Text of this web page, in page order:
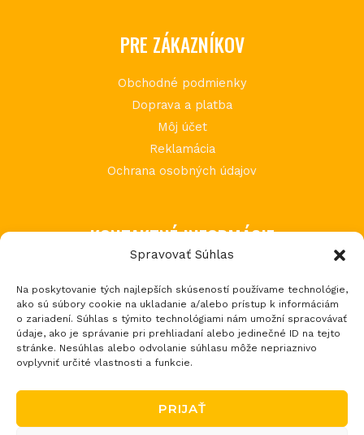
Spravovať Súhlas
Na poskytovanie tých najlepších skúseností používame technológie,
ako sú súbory cookie na ukladanie a/alebo prístup k informáciám
o zariadení. Súhlas s týmito technológiami nám umožní spracovávať
údaje, ako je správanie pri prehliadaní alebo jedinečné ID na tejto
stránke. Nesúhlas alebo odvolanie súhlasu môže nepriaznivo
ovplyvniť určité vlastnosti a funkcie.
PRIJAŤ
PRE ZÁKAZNÍKOV
Obchodné podmienky
Doprava a platba
Môj účet
Reklamácia
Ochrana osobných údajov
KONTAKTNÉ INFORMÁCIE
Považská Teplá 602
017 05 Považská Bystrica 5
tel.: +421 903 232 273
email: loptos@loptos.sk